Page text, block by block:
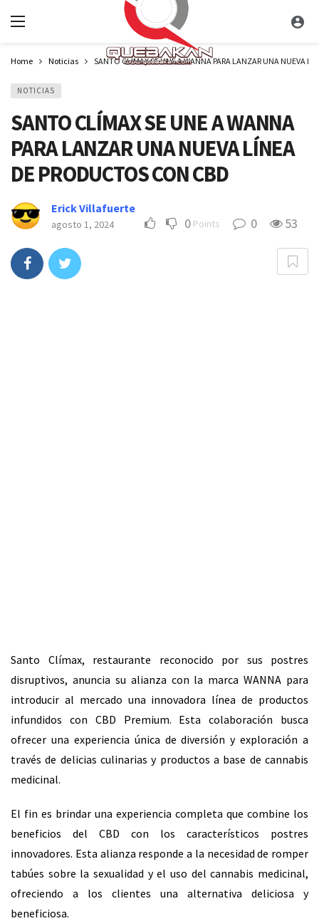
Home Noticias SANTO CLÍMAX SE UNE A WANNA PARA LANZAR UNA NUEVA
NOTICIAS
SANTO CLÍMAX SE UNE A WANNA
PARA LANZAR UNA NUEVA LÍNEA
DE PRODUCTOS CON CBD
Erick Villafuerte
agosto 1, 2024 0 Points 0 53
Santo Clímax, restaurante reconocido por sus postres
disruptivos, anuncia su alianza con la marca WANNA para
introducir al mercado una innovadora línea de productos
infundidos con CBD Premium. Esta colaboración busca
ofrecer una experiencia única de diversión y exploración a
través de delicias culinarias y productos a base de cannabis
medicinal.
El fin es brindar una experiencia completa que combine los
beneficios del CBD con los característicos postres
innovadores. Esta alianza responde a la necesidad de romper
tabúes sobre la sexualidad y el uso del cannabis medicinal,
ofreciendo a los clientes una alternativa deliciosa y
beneficiosa.